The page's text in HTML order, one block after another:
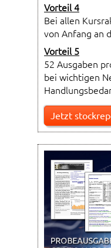
Vorteil 4
Bei allen
von Anfang an
Vorteil 5
52 Ausgaben
bei wichtigen
Jetzt